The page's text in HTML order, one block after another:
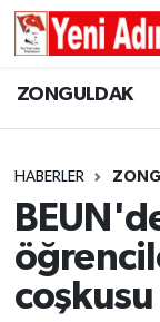
ZONGULDAK
HABERLER
coşkusu
GÜNCEL
SİYASET
GENEL
SPOR
Zonguldak
Tüm
Son